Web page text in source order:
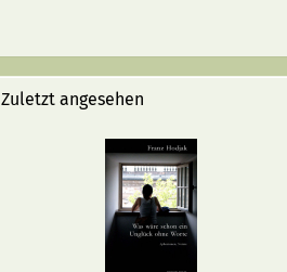
Zuletzt angesehen